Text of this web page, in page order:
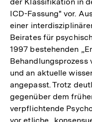
der Klassifikation in
ICD-Fassung" vor.
einer
Beirates für
1997 bestehenden
Behandlungsprozess
und an aktuelle
angepasst. Trotz
gegenüber dem
verpflichtende